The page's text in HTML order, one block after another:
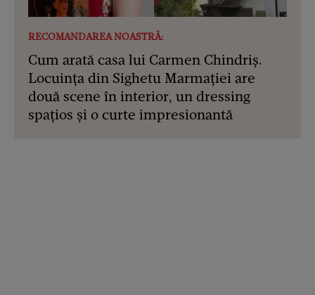
RECOMANDAREA NOASTRĂ:
Cum arată casa lui Carmen Chindriș.
Locuința din Sighetu Marmației are
două scene în interior, un dressing
spațios și o curte impresionantă